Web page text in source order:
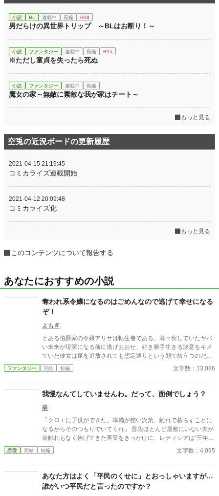
小説 BL 連載中 長編 R18
男だらけの異世界トリップ ～BLはお断り！～
小説 ファンタジー 連載中 長編 R15
※ただし童貞を失ったら死ぬ
小説 ファンタジー 連載中 長編
魔女の家～無敵に素敵な我が家はチート～
もっと見る
空兎の近況ボードの更新履歴
2021-04-15 21:19:45
コミカライズ連載開始
2021-04-12 20:09:48
コミカライズ化
もっと見る
このコンテンツについて報告する
あなたにおすすめの小説
奪われ系令嬢になるのはごめんなので逃げて幸せになる
ぞ！
よもぎ
とある伯爵家の令嬢アリサは転生者である。薄々察していたヤバ
い未来が現実になる前に逃げおおせ、好き勝手生きる決意をキメ
ていた彼女は家を追放されても想定通りという顔で旅立つのだっ
た。
ファンタジー 完結 短編 文字数：13,086
我慢なんてしていませんわ。だって、面倒でしょう？
翠
「クロエに子供ができた。準備が整い次第、離れで暮らすことに
なるからそのつもりでいてくれ」 普段ほとんど屋敷にいない夫が
前触れもなく告げてきた言葉をきっかけに、レティシアは“三年
間”の契約を終わらせることにした。 赤の他人を屋敷に迎えるこ
とはしない。 不要なものに感情を砕く理由などない。 「だって、
切り捨ててしまいましょう。
恋愛 完結 短編 文字数：4,095
あなた方はよく「平民のくせに」とおっしゃいますが…
誰がいつ平民だと言ったのですか？